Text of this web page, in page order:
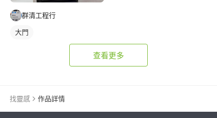
群清工程行
大門
查看更多
找靈感 作品詳情